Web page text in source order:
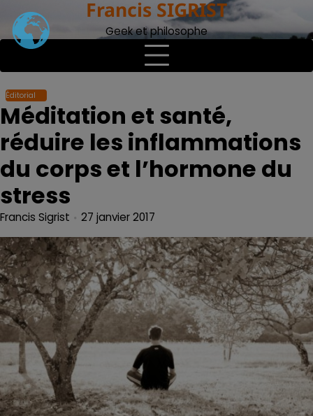
content
Francis SIGRIST
Geek et philosophe
Éditorial
Méditation et santé,
réduire les inflammations
du corps et l’hormone du
stress
Francis Sigrist 27 janvier 2017